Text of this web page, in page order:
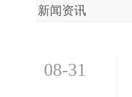
新闻资讯
08-31